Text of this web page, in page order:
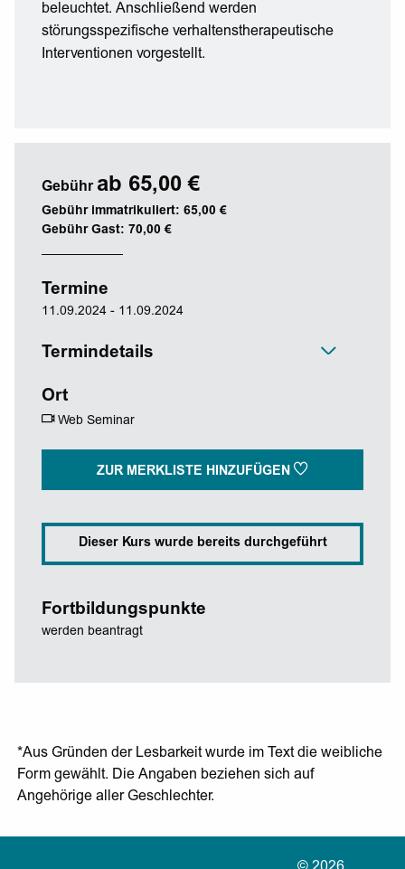
beleuchtet. Anschließend werden
störungsspezifische verhaltenstherapeutische
Interventionen vorgestellt.
Gebühr ab 65,00 €
Gebühr immatrikuliert: 65,00 €
Gebühr Gast: 70,00 €
Termine
11.09.2024 - 11.09.2024
Termindetails
Ort
Web Seminar
ZUR MERKLISTE HINZUFÜGEN
Dieser Kurs wurde bereits durchgeführt
Fortbildungspunkte
werden beantragt
*Aus Gründen der Lesbarkeit wurde im Text die weibliche
Form gewählt. Die Angaben beziehen sich auf
Angehörige aller Geschlechter.